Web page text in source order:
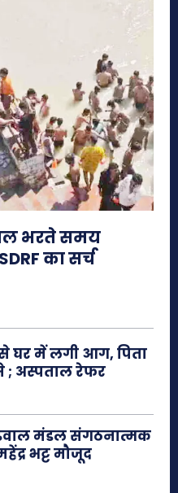
भरते समय
का सर्च
घर में लगी आग, पिता
; अस्पताल रेफर
मंडल संगठनात्मक
भट्ट मौजूद